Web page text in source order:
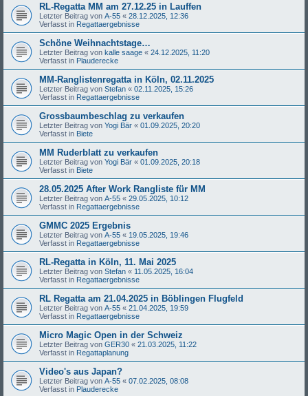
RL-Regatta MM am 27.12.25 in Lauffen
Letzter Beitrag von A-55 « 28.12.2025, 12:36
Verfasst in Regattaergebnisse
Schöne Weihnachtstage…
Letzter Beitrag von kalle saage « 24.12.2025, 11:20
Verfasst in Plauderecke
MM-Ranglistenregatta in Köln, 02.11.2025
Letzter Beitrag von Stefan « 02.11.2025, 15:26
Verfasst in Regattaergebnisse
Grossbaumbeschlag zu verkaufen
Letzter Beitrag von Yogi Bär « 01.09.2025, 20:20
Verfasst in Biete
MM Ruderblatt zu verkaufen
Letzter Beitrag von Yogi Bär « 01.09.2025, 20:18
Verfasst in Biete
28.05.2025 After Work Rangliste für MM
Letzter Beitrag von A-55 « 29.05.2025, 10:12
Verfasst in Regattaergebnisse
GMMC 2025 Ergebnis
Letzter Beitrag von A-55 « 19.05.2025, 19:46
Verfasst in Regattaergebnisse
RL-Regatta in Köln, 11. Mai 2025
Letzter Beitrag von Stefan « 11.05.2025, 16:04
Verfasst in Regattaergebnisse
RL Regatta am 21.04.2025 in Böblingen Flugfeld
Letzter Beitrag von A-55 « 21.04.2025, 19:59
Verfasst in Regattaergebnisse
Micro Magic Open in der Schweiz
Letzter Beitrag von GER30 « 21.03.2025, 11:22
Verfasst in Regattaplanung
Video's aus Japan?
Letzter Beitrag von A-55 « 07.02.2025, 08:08
Verfasst in Plauderecke